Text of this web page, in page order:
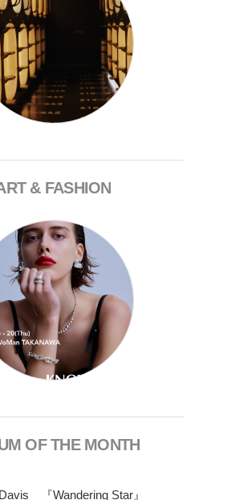
& FASHION
OF THE MONTH
『Wandering Star』